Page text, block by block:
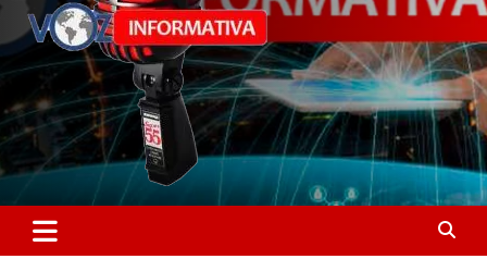
ncstv.info
Libertad informativa